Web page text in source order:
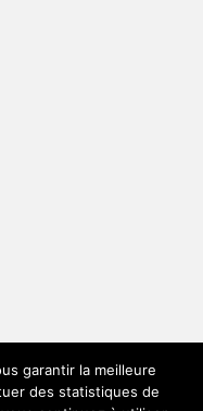
garantir la meilleure
des statistiques de